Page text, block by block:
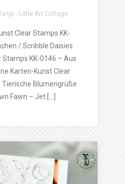
- Little Art Cottage
Clear Stamps KK-
/ Scribble Daisies
Stamps KK-0146 – Aus
Karten-Kunst Clear
Tierische Blumengrüße
Fawn – Jet […]